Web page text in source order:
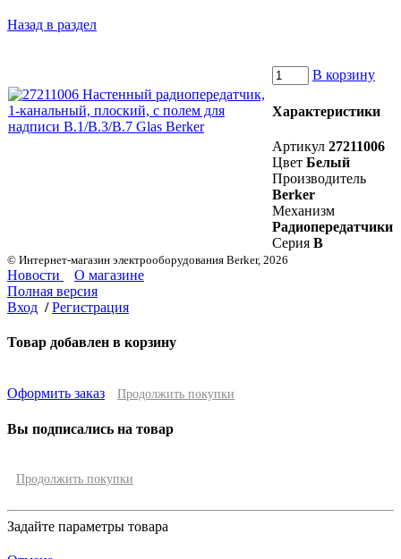
Назад в раздел
В корзину
Характеристики
Артикул 27211006
Цвет Белый
Производитель
Berker
Механизм
Радиопередатчики
Серия B
© Интернет-магазин электрооборудования Berker, 2026
Новости
О магазине
Полная версия
Вход / Регистрация
Товар добавлен в корзину
Оформить заказ Продолжить покупки
Вы подписались на товар
Продолжить покупки
Задайте параметры товара